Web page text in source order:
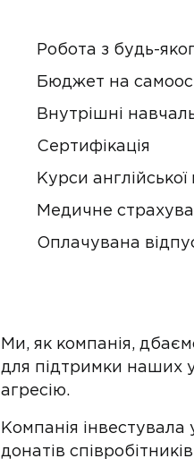
Робота з будь-
Бюджет на
Внутрішні
Сертифікація
Курси
Медичне
Оплачувана
Ми, як компанія,
для підтримки наших
агресію.
Компанія
донатів